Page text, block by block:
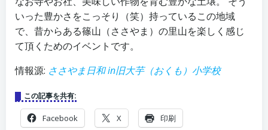
いった豊かさをこっそり（笑）持っているこの地域
で、昔からある篠山（ささやま）の里山を楽しく感じ
て頂くためのイベントです。
情報源: ささやま日和 in旧大芋（おくも）小学校
この記事を共有:
Facebook X 印刷